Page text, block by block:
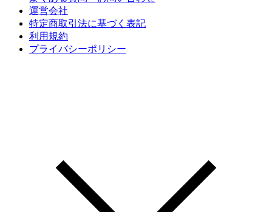
運営会社
特定商取引法に基づく表記
利用規約
プライバシーポリシー